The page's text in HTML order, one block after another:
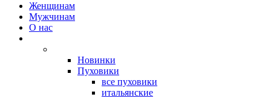
Женщинам
Мужчинам
О нас
Новинки
Пуховики
все пуховики
итальянские